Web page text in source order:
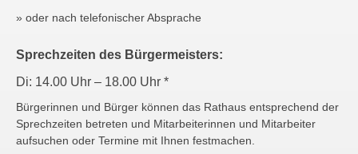
» oder nach telefonischer Absprache
Sprechzeiten des Bürgermeisters:
Di: 14.00 Uhr – 18.00 Uhr *
Bürgerinnen und Bürger können das Rathaus entsprechend der
Sprechzeiten betreten und Mitarbeiterinnen und Mitarbeiter
aufsuchen oder Termine mit Ihnen festmachen.